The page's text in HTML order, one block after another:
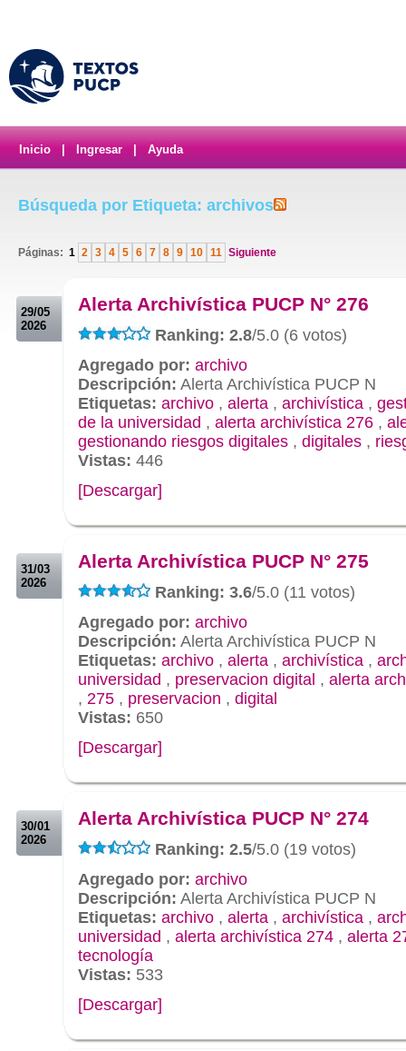
Inicio Ingresar Ayuda
Búsqueda por Etiqueta: archivos
Páginas: 1 2 3 4 5 6 7 8 9 10 11 Siguiente
29/05
2026
Alerta Archivística PUCP N° 276
Ranking: 2.8/5.0 (6 votos)
Agregado por: archivo
Descripción: Alerta Archivística PUCP N
Etiquetas: archivo , alerta , archivística ,
de la universidad , alerta archivística 276 ,
gestionando riesgos digitales , digitales ,
Vistas: 446
[Descargar]
31/03
2026
Alerta Archivística PUCP N° 275
Ranking: 3.6/5.0 (11 votos)
Agregado por: archivo
Descripción: Alerta Archivística PUCP N
Etiquetas: archivo , alerta , archivística ,
universidad , preservacion digital , alerta
, 275 , preservacion , digital
Vistas: 650
[Descargar]
30/01
2026
Alerta Archivística PUCP N° 274
Ranking: 2.5/5.0 (19 votos)
Agregado por: archivo
Descripción: Alerta Archivística PUCP N
Etiquetas: archivo , alerta , archivística ,
universidad , alerta archivística 274 , alerta
tecnología
Vistas: 533
[Descargar]